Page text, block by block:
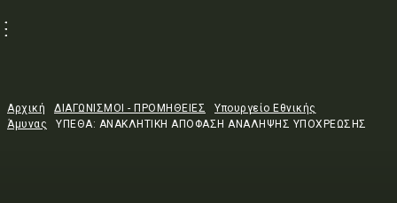
Αρχική ΔΙΑΓΩΝΙΣΜΟΙ - ΠΡΟΜΗΘΕΙΕΣ
Υπουργείο Εθνικής
Άμυνας
ΥΠΕΘΑ: ΑΝΑΚΛΗΤΙΚΗ ΑΠΟΦΑΣΗ ΑΝΑΛΗΨΗΣ ΥΠΟΧΡΕΩΣΗΣ